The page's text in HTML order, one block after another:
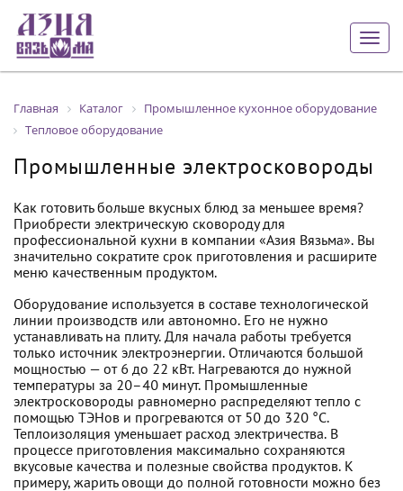
Главная Каталог
Промышленное кухонное оборудование
Тепловое оборудование
Промышленные электросковороды
Как готовить больше вкусных блюд за меньшее время?
Приобрести электрическую сковороду для
профессиональной кухни в компании «Азия Вязьма». Вы
значительно сократите срок приготовления и расширите
меню качественным продуктом.
Оборудование используется в составе технологической
линии производств или автономно. Его не нужно
устанавливать на плиту. Для начала работы требуется
только источник электроэнергии. Отличаются большой
мощностью — от 6 до 22 кВт. Нагреваются до нужной
температуры за 20–40 минут. Промышленные
электросковороды равномерно распределяют тепло с
помощью ТЭНов и прогреваются от 50 до 320 °С.
Теплоизоляция уменьшает расход электричества. В
процессе приготовления максимально сохраняются
вкусовые качества и полезные свойства продуктов. К
примеру, жарить овощи до полной готовности можно без